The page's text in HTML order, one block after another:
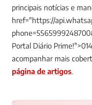
principais notícias e
href="https://
Portal Diário
acompanhar mais
página de artigos.